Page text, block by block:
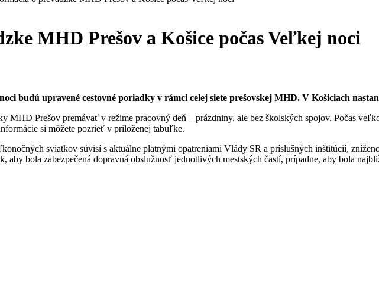
MHD Prešov a Košice počas Veľkej noci
budú upravené cestovné poriadky v rámci celej siete prešovskej MHD. V Košiciach
MHD Prešov premávať v režime pracovný deň – prázdniny, ale bez školských spojov. Počas
si môžete pozrieť v priloženej tabuľke.
sviatkov súvisí s aktuálne platnými opatreniami Vlády SR a príslušných inštitúcií,
aby bola zabezpečená dopravná obslužnosť jednotlivých mestských častí, prípadne, aby bola